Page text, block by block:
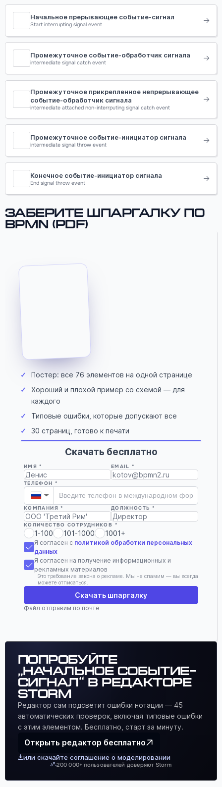
Начальное прерывающее событие-сигнал
Start interrupting signal event
Промежуточное событие-обработчик сигнала
intermediate signal catch event
Промежуточное прикрепленное непрерывающее
событие-обработчик сигнала
intermediate attached non-interrputing signal catch event
Промежуточное событие-инициатор сигнала
intermediate signal throw event
Конечное событие-инициатор сигнала
End signal throw event
Заберите шпаргалку по
BPMN (PDF)
✓
Постер: все 76 элементов на одной странице
✓
Хороший и плохой пример со схемой — для
каждого
✓
Типовые ошибки, которые допускают все
✓
30 страниц, готово к печати
Скачать бесплатно
ИМЯ * EMAIL *
ТЕЛЕФОН *
▼
КОМПАНИЯ * ДОЛЖНОСТЬ *
КОЛИЧЕСТВО СОТРУДНИКОВ *
1-100 101-1000 1001+
Я согласен с политикой обработки персональных
данных
Я согласен на получение информационных и
рекламных материалов
Это требование закона о рекламе. Мы не спамим — вы всегда
можете отписаться.
Скачать шпаргалку
Файл отправим по почте
Попробуйте
„Начальное событие-
сигнал“ в редакторе
Storm
Редактор сам подсветит ошибки нотации — 45
автоматических проверок, включая типовые ошибки
с этим элементом. Бесплатно, старт за минуту.
Открыть редактор бесплатно
или скачайте соглашение о моделировании
200 000+ пользователей доверяют Storm